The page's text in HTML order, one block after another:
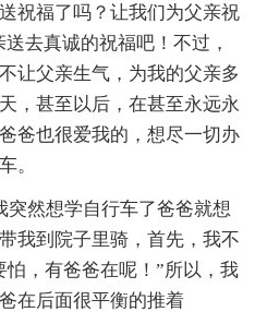
祝福了吗？让我们为父亲祝
去真诚的祝福吧！不过，
让父亲生气，为我的父亲多
，甚至以后，在甚至永远永
爸也很爱我的，想尽一切办
。
突然想学自行车了爸爸就想
我到院子里骑，首先，我不
，有爸爸在呢！”所以，我
在后面很平衡的推着